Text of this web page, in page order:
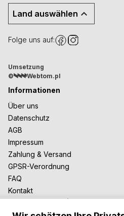
Land auswählen
Folge uns auf:
Umsetzung
©
Webtom.pl
Informationen
Über uns
Datenschutz
AGB
Impressum
Zahlung & Versand
GPSR-Verordnung
FAQ
Kontakt
Zusammenarbeit